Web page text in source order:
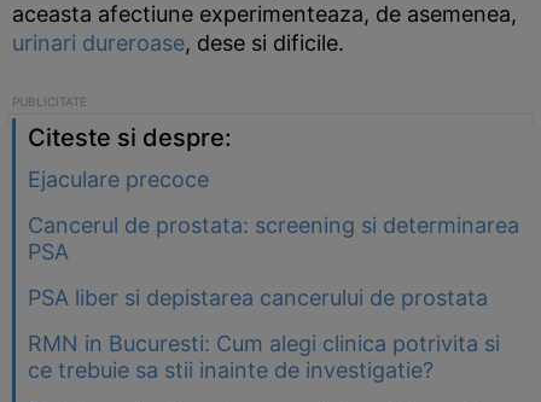
aceasta afectiune experimenteaza, de asemenea,
urinari dureroase, dese si dificile.
Citeste si despre:
Ejaculare precoce
Cancerul de prostata: screening si determinarea
PSA
PSA liber si depistarea cancerului de prostata
RMN in Bucuresti: Cum alegi clinica potrivita si
ce trebuie sa stii inainte de investigatie?